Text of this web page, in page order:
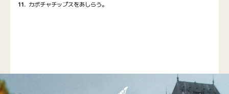
カボチャチップスをあしらう。